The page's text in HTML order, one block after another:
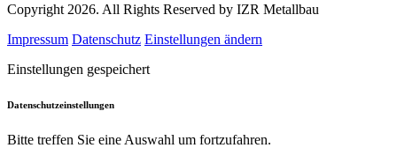
Copyright 2026. All Rights Reserved by IZR Metallbau
Impressum Datenschutz Einstellungen ändern
Einstellungen gespeichert
Datenschutzeinstellungen
Bitte treffen Sie eine Auswahl um fortzufahren.